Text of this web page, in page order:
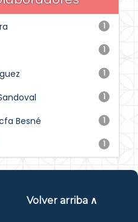
1
1
1
1
1
Besné
1
Volver arriba ∧